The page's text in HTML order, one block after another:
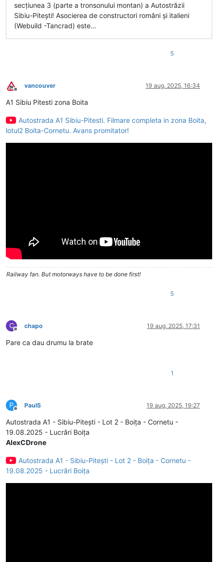
secțiunea 3 (parte a tronsonului montan) a Autostrăzii
Sibiu-Pitești! Asocierea de constructori români și italieni
(Webuild -Tancrad) este...
5
Deconectat
vancouver 19 aug. 2025, 16:34
A1 Sibiu Pitesti zona Boita
Autostrada A1 Sibiu-Pitesti. Filmare completa in zona Boita,
lotul2 Boita-Cornetu. Avans promitator!
Railway fan. But motorways have to be done first!
5
C
Deconectat
chapo 19 aug. 2025, 17:31
Pare ca dau drumu la brate
1
P
Deconectat
PaulS 19 aug. 2025, 19:27
Autostrada A1 - Sibiu-Pitești - Lot 2 - Boița - Cornetu -
19.08.2025 - Lucrări Boița
AlexCDrone
Autostrada A1 - Sibiu-Pitești - Lot 2 - Boița - Cornetu -
19.08.2025 - Lucrări Boița